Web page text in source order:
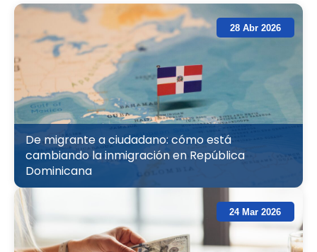
28 Abr 2026
De migrante a ciudadano: cómo está
cambiando la inmigración en República
Dominicana
24 Mar 2026